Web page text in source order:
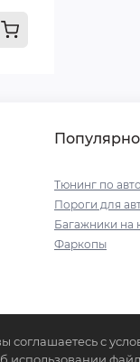
Тюнинг по
Пороги для
Багажники на
Фаркопы
соглашаетесь с